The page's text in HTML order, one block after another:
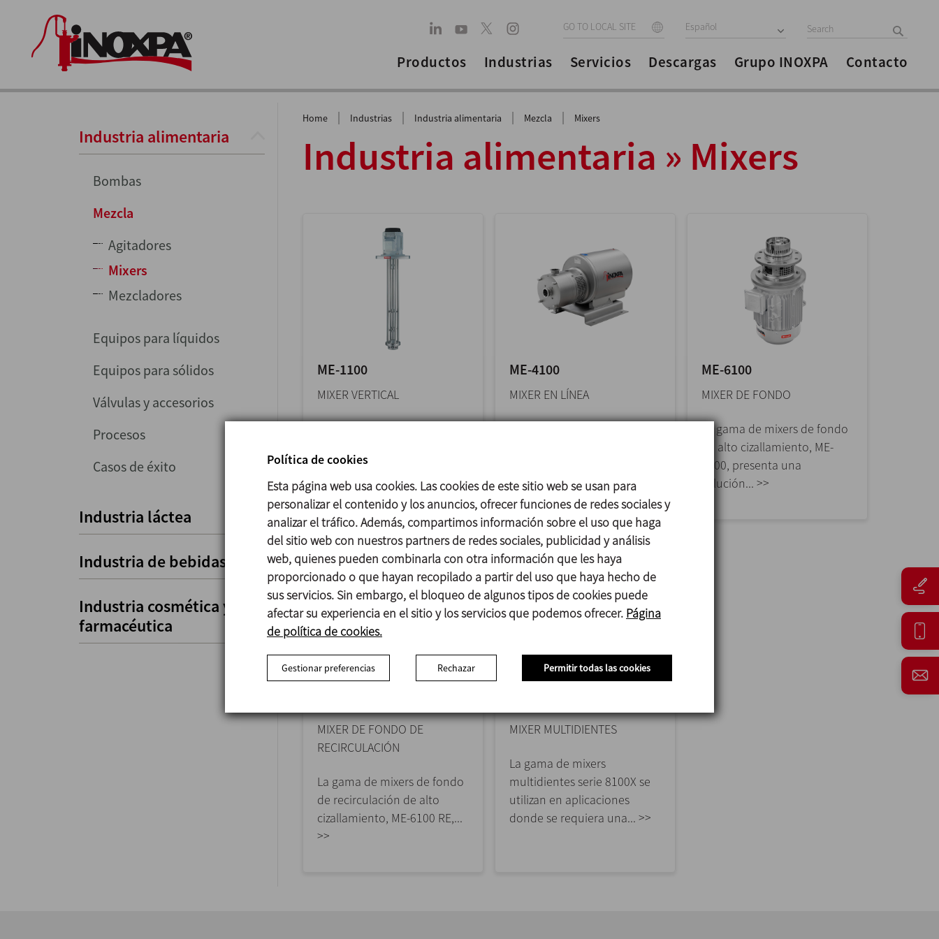
GO TO LOCAL SITE Español
Productos Industrias Servicios Descargas Grupo INOXPA Contacto
Industria alimentaria
Bombas
Mezcla
Agitadores
Mixers
Mezcladores
Equipos para líquidos
Equipos para sólidos
Válvulas y accesorios
Procesos
Casos de éxito
Industria láctea
Industria de bebidas
Industria cosmética y
farmacéutica
Home | Industrias | Industria alimentaria | Mezcla | Mixers
Industria alimentaria » Mixers
ME-1100
MIXER VERTICAL
1100, presenta una... >>
ME-4100
MIXER EN LÍNEA
>>
ME-6100
MIXER DE FONDO
La gama de mixers de fondo
de alto cizallamiento, ME-
6100, presenta una
solución... >>
MIXER DE FONDO DE
RECIRCULACIÓN
La gama de mixers de fondo
de recirculación de alto
cizallamiento, ME-6100 RE,...
>>
MIXER MULTIDIENTES
La gama de mixers
multidientes serie 8100X se
utilizan en aplicaciones
donde se requiera una... >>
Política de cookies
Esta página web usa cookies. Las cookies de este sitio web se usan para
personalizar el contenido y los anuncios, ofrecer funciones de redes sociales y
analizar el tráfico. Además, compartimos información sobre el uso que haga
del sitio web con nuestros partners de redes sociales, publicidad y análisis
web, quienes pueden combinarla con otra información que les haya
proporcionado o que hayan recopilado a partir del uso que haya hecho de
sus servicios. Sin embargo, el bloqueo de algunos tipos de cookies puede
afectar su experiencia en el sitio y los servicios que podemos ofrecer. Página
de política de cookies.
Gestionar preferencias Rechazar Permitir todas las cookies